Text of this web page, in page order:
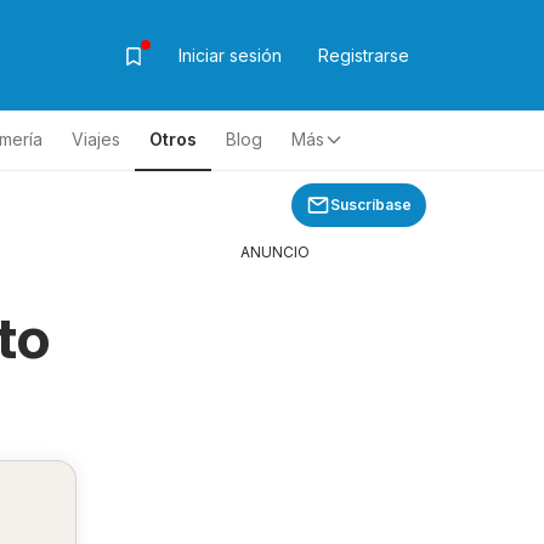
Iniciar sesión Registrarse
Viajes Otros Blog Más
Suscríbase
ANUNCIO